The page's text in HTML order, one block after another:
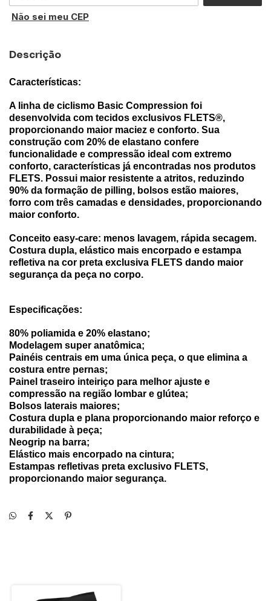
Não sei meu CEP
Descrição
Características:
A linha de ciclismo Basic Compression foi
desenvolvida com tecidos exclusivos FLETS®,
proporcionando maior maciez e conforto. Sua
construção com 20% de elastano confere
funcionalidade e compressão ideal com extremo
conforto, características já encontradas nos produtos
FLETS. Possui maior resistente a atritos, reduzindo
90% da formação de pilling, bolsos estão maiores,
forro com três camadas e densidades, proporcionando
maior conforto.
Conceito easy-care: menos lavagem, rápida secagem.
Costura dupla, elástico mais encorpado e estampa
refletiva na cor preta exclusiva FLETS dando maior
segurança da peça no corpo.
Especificações:
80% poliamida e 20% elastano;
Modelagem super anatômica;
Painéis centrais em uma única peça, o que elimina a
costura entre pernas;
Painel traseiro inteiriço para melhor ajuste e
compressão na região lombar e glútea;
Bolsos laterais maiores;
Costura dupla e plana proporcionando maior reforço e
durabilidade à peça;
Neogrip na barra;
Elástico mais encorpado na cintura;
Estampas refletivas preta exclusivo FLETS,
proporcionando maior segurança.